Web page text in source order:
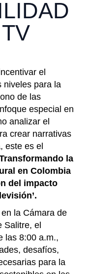
el
niveles para la
de las
especial en
analizar el
crear narrativas
este es el
la
en Colombia
del impacto
la Cámara de
Salitre, el
las 8:00 a.m.,
desafíos,
para la